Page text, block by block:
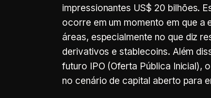
impressionantes US$ 20 bilhões.
ocorre em um momento em que a
áreas, especialmente no que diz
derivativos e stablecoins. Além
futuro IPO (Oferta Pública Inicial),
no cenário de capital aberto para